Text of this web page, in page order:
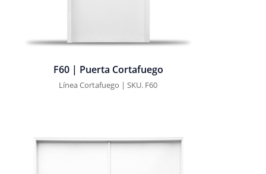
F60 | Puerta Cortafuego
Línea Cortafuego | SKU. F60